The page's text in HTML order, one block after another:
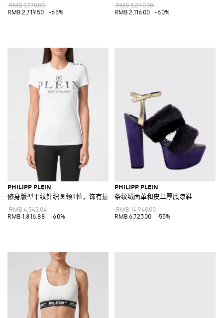
RMB 7,770.00
RMB 2,719.50
-65%
RMB 5,290.00
RMB 2,116.00
-60%
PHILIPP PLEIN
修身版型平纹针织圆领T恤，饰有撞色徽标和肩章
RMB 4,542.04
RMB 1,816.88
-60%
PHILIPP PLEIN
条纹绒面革和皮草厚底凉鞋
RMB 14,940.00
RMB 6,723.00
-55%